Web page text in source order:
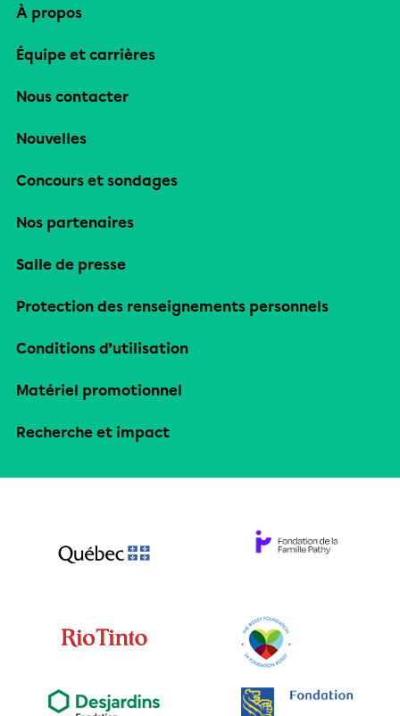
À propos
Équipe et carrières
Nous contacter
Nouvelles
Concours et sondages
Nos partenaires
Salle de presse
Protection des renseignements personnels
Conditions d’utilisation
Matériel promotionnel
Recherche et impact